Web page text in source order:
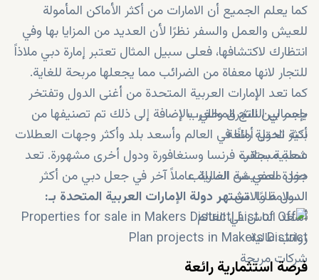
كما يعلم الجميع أن الامارات من أكثر الأماكن المأمولة
للعيش والعمل والسفر نظرًا لأن العديد من المزايا بها وفي
انتظارك لاكتشافها، فعلى سبيل المثال تعتبر إمارة دبي ملاذاً
للتجار لانها معفاة من الضرائب مما يجعلها مربحة للغاية.
كما تعد الإمارات العربية المتحدة من أغنى الدول وتفتخر
بإجمالي الناتج المحلي. بالإضافة إلى ذلك تم تصنيفها من
أكثر الدول أمانًا في العالم وأسعد بلد وأكثر وجهات العطلات
شعبية بجانب فرنسا وسنغافورة ودول أخرى مشهورة. تعد
جودة المعيشة العالية عاملاً آخر في جعل دبي من أكثر
الدول طلبًا.تشتهر دولة الإمارات العربية المتحدة بـ:
جسر بين الشرق والغرب
بنية تحتية رائعة
عملة مستقرة
دخل معفي من الضرائب
السلامة والامن
أسعد الناس في العالم
رواتب عالية
شركات مربحة
فرصة استثمارية رائعة